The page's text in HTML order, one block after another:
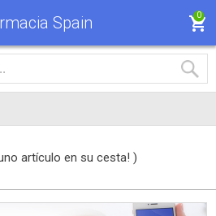
Spain 0
artículo en su cesta! )